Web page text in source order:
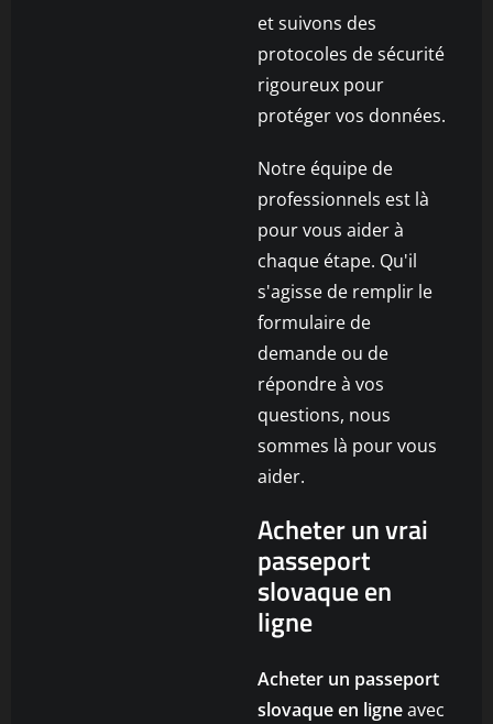
et suivons des
protocoles de sécurité
rigoureux pour
protéger vos données.
Notre équipe de
professionnels est là
pour vous aider à
chaque étape. Qu'il
s'agisse de remplir le
formulaire de
demande ou de
répondre à vos
questions, nous
sommes là pour vous
aider.
Acheter un vrai
passeport
slovaque en
ligne
Acheter un passeport
slovaque en ligneavec